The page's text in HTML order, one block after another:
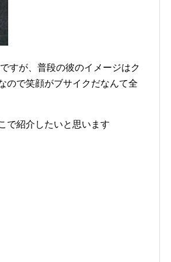
すが、普段の彼のイメージはク
ので笑顔がブサイクだなんて全
で紹介したいと思います